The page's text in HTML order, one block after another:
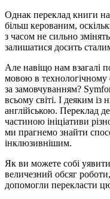
Однак переклад книги на
більш керованим,
з часом не сильно
залишатися досить
Але навіщо нам взагалі
мовою в технологічному
за замовчуванням?
всьому світі. І деяким
англійською. Переклад
частиною ініціативи
ми прагнемо знайти
інклюзивнішим.
Як ви можете собі
величезний обсяг
допомогли перекласти